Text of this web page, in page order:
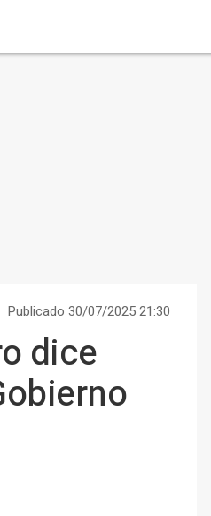
Publicado 30/07/2025 21:30
dice